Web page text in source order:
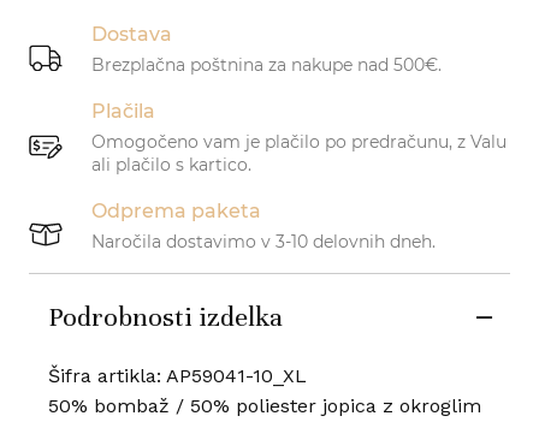
Dostava
Brezplačna poštnina za nakupe nad 500€.
Plačila
Omogočeno vam je plačilo po predračunu, z Valu
ali plačilo s kartico.
Odprema paketa
Naročila dostavimo v 3-10 delovnih dneh.
Podrobnosti izdelka
Šifra artikla: AP59041-10_XL
50% bombaž / 50% poliester jopica z okroglim